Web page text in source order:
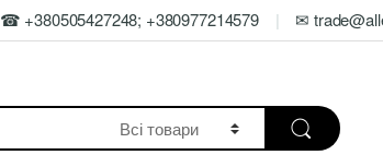
☎ +380505427248; +380977214579 ✉